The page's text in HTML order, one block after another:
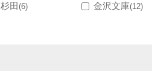
杉田(6) 金沢文庫(12)